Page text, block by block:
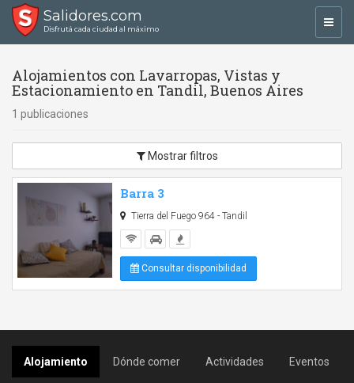
Salidores.com
Disfrutá cada ciudad al máximo
Alojamientos con Lavarropas, Vistas y
Estacionamiento en Tandil, Buenos Aires
1 publicaciones
Mostrar filtros
Barra 3
Tierra del Fuego 964 - Tandil
Consultar disponibilidad
Alojamiento Dónde comer Actividades Eventos